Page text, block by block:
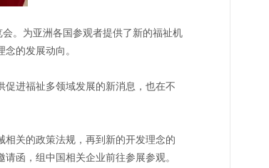
。为亚洲各国参观者提供了新的福祉机
的发展动向。
促进福祉多领域发展的新消息，也在不
相关的政策法规，再到新的开发理念的
函，组中国相关企业前往参展参观。